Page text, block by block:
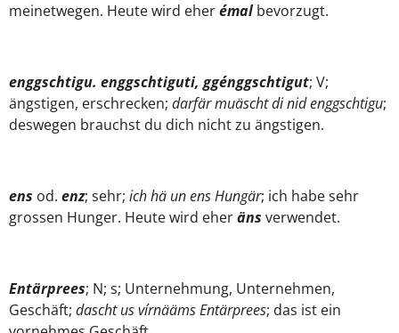
meinetwegen. Heute wird eherémalbevorzugt.
enggschtigu. enggschtiguti, ggénggschtigut; V;
ängstigen, erschrecken; darfär muäscht di nid enggschtigu;
deswegen brauchst du dich nicht zu ängstigen.
ens od. enz; sehr; ich hä un ens Hungär; ich habe sehr
grossen Hunger. Heute wird eheräns verwendet.
Entärprees; N; s; Unternehmung, Unternehmen,
Geschäft; dascht us vírnääms Entärprees; das ist ein